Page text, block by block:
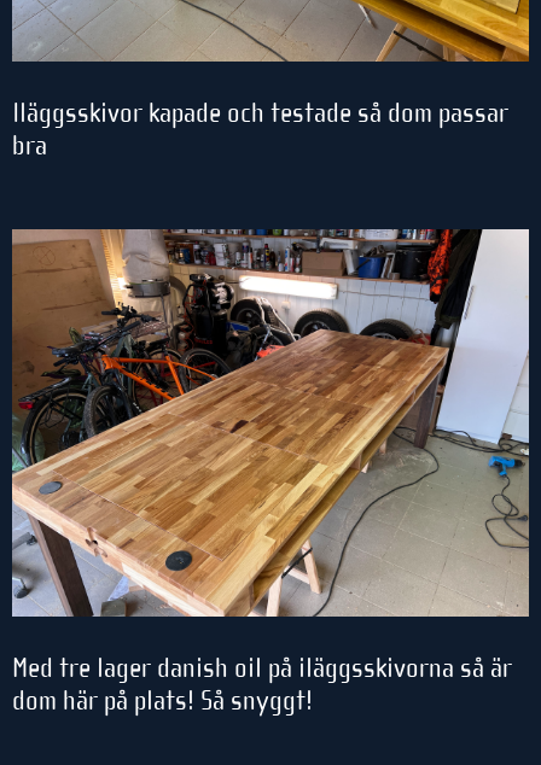
Iläggsskivor kapade och testade så dom passar
bra
Med tre lager danish oil på iläggsskivorna så är
dom här på plats! Så snyggt!